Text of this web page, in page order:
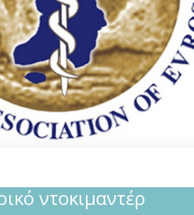
ντοκιμαντέρ